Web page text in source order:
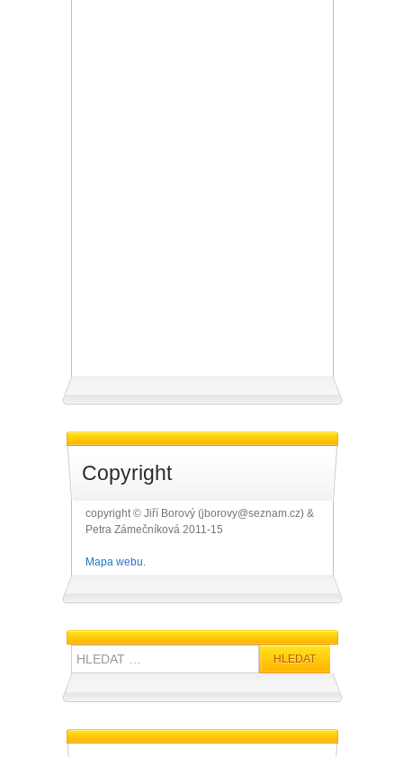
Copyright
copyright © Jiří Borový (jborovy@seznam.cz) &
Petra Zámečníková 2011-15
Mapa webu.
Hledat: